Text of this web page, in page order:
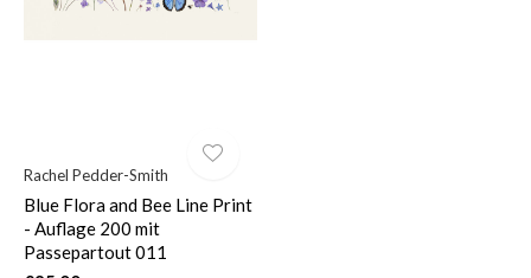
Rachel Pedder-Smith
Blue Flora and Bee Line Print
- Auflage 200 mit
Passepartout 011